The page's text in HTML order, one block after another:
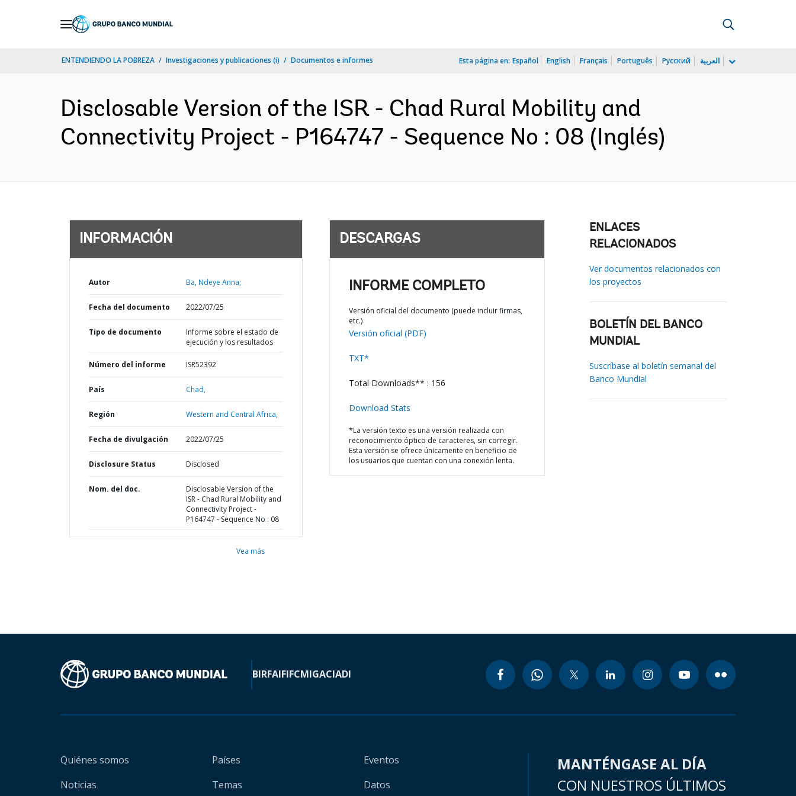
ENTENDIENDO LA POBREZA Investigaciones y publicaciones (i) Documentos e informes Esta página en: Español English Français Português Русский العربية
Disclosable Version of the ISR - Chad Rural Mobility and
Connectivity Project - P164747 - Sequence No : 08 (Inglés)
INFORMACIÓN
Autor Ba, Ndeye Anna;
Fecha del documento 2022/07/25
Tipo de documento
Informe sobre el estado de
ejecución y los resultados
Número del informe ISR52392
País Chad,
Región Western and Central Africa,
Fecha de divulgación 2022/07/25
Disclosure Status Disclosed
Nom. del doc.
Disclosable Version of the
ISR - Chad Rural Mobility and
Connectivity Project -
P164747 - Sequence No : 08
Vea más
DESCARGAS
INFORME COMPLETO
Versión oficial del documento (puede incluir firmas,
etc.)
Versión oficial (PDF)
TXT*
Total Downloads** : 156
Download Stats
*La versión texto es una versión realizada con
reconocimiento óptico de caracteres, sin corregir.
Esta versión se ofrece únicamente en beneficio de
los usuarios que cuentan con una conexión lenta.
ENLACES
RELACIONADOS
Ver documentos relacionados con
los proyectos
BOLETÍN DEL BANCO
MUNDIAL
Suscríbase al boletín semanal del
Banco Mundial
BIRFAIFIFCMIGACIADI
Quiénes somos
Noticias
Países
Temas
Eventos
Datos
MANTÉNGASE AL DÍA
CON NUESTROS ÚLTIMOS